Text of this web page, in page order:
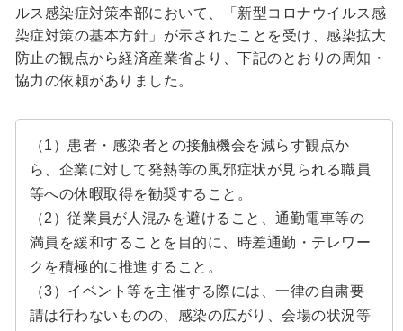
ルス感染症対策本部において、「新型コロナウイルス感
染症対策の基本方針」が示されたことを受け、感染拡大
防止の観点から経済産業省より、下記のとおりの周知・
協力の依頼がありました。
（1）患者・感染者との接触機会を減らす観点か
ら、企業に対して発熱等の風邪症状が見られる職員
等への休暇取得を勧奨すること。
（2）従業員が人混みを避けること、通勤電車等の
満員を緩和することを目的に、時差通勤・テレワー
クを積極的に推進すること。
（3）イベント等を主催する際には、一律の自粛要
請は行わないものの、感染の広がり、会場の状況等